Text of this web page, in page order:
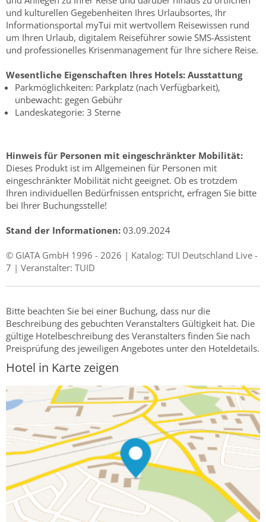
und kulturellen Gegebenheiten Ihres Urlaubsortes, Ihr
Informationsportal myTui mit wertvollem Reisewissen rund
um Ihren Urlaub, digitalem Reiseführer sowie SMS-Assistent
und professionelles Krisenmanagement für Ihre sichere Reise.
Wesentliche Eigenschaften Ihres Hotels: Ausstattung
Parkmöglichkeiten: Parkplatz (nach Verfügbarkeit),
unbewacht: gegen Gebühr
Landeskategorie: 3 Sterne
Hinweis für Personen mit eingeschränkter Mobilität:
Dieses Produkt ist im Allgemeinen für Personen mit
eingeschränkter Mobilität nicht geeignet. Ob es trotzdem
Ihren individuellen Bedürfnissen entspricht, erfragen Sie bitte
bei Ihrer Buchungsstelle!
Stand der Informationen: 03.09.2024
© GIATA GmbH 1996 - 2026 | Katalog: TUI Deutschland Live -
7 | Veranstalter: TUID
Bitte beachten Sie bei einer Buchung, dass nur die
Beschreibung des gebuchten Veranstalters Gültigkeit hat. Die
gültige Hotelbeschreibung des Veranstalters finden Sie nach
Preisprüfung des jeweiligen Angebotes unter den Hoteldetails.
Hotel in Karte zeigen